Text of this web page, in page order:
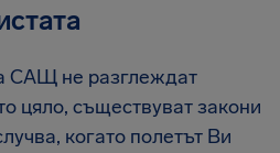
САЩ не разглеждат
цяло, съществуват закони
когато полетът Ви